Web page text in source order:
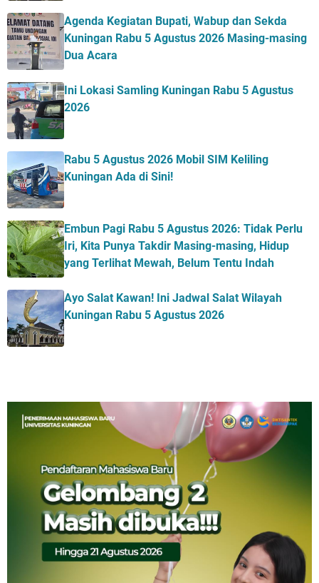
Agenda Kegiatan Bupati, Wabup dan Sekda
Kuningan Rabu 5 Agustus 2026 Masing-masing
Dua Acara
Ini Lokasi Samling Kuningan Rabu 5 Agustus
2026
Rabu 5 Agustus 2026 Mobil SIM Keliling
Kuningan Ada di Sini!
Embun Pagi Rabu 5 Agustus 2026: Tidak Perlu
Iri, Kita Punya Takdir Masing-masing, Hidup
yang Terlihat Mewah, Belum Tentu Indah
Ayo Salat Kawan! Ini Jadwal Salat Wilayah
Kuningan Rabu 5 Agustus 2026